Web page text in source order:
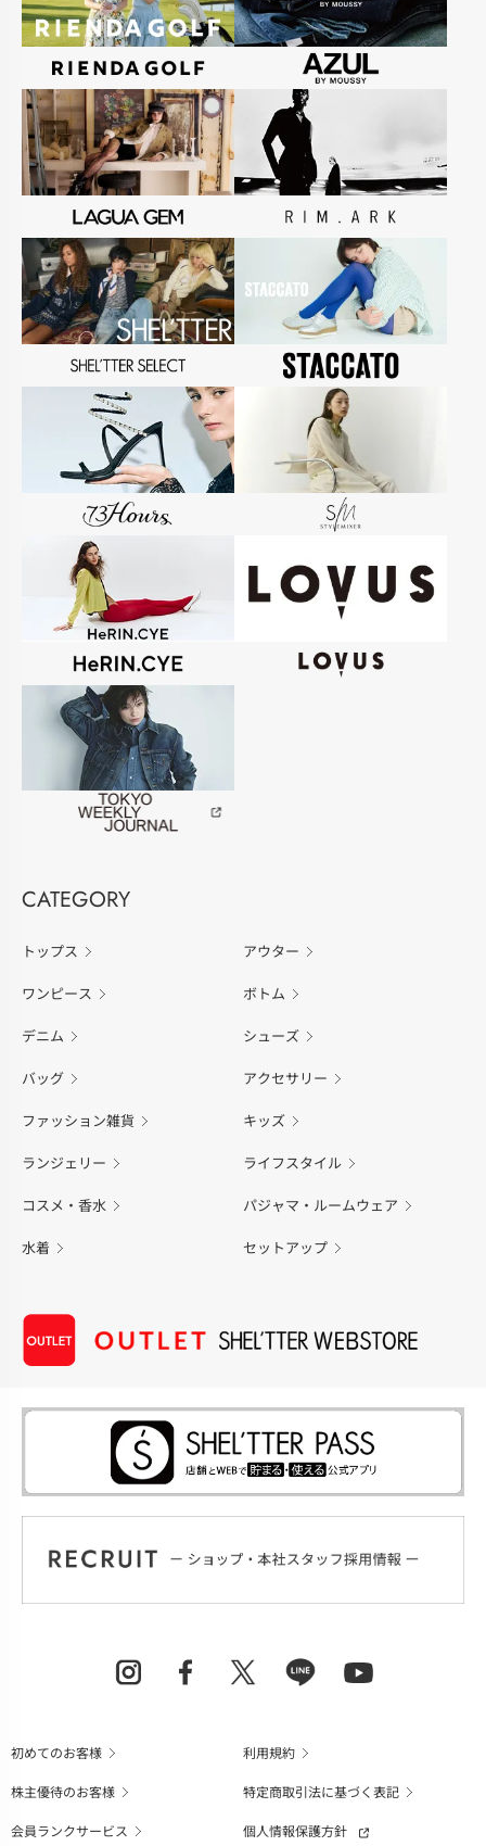
CATEGORY
トップス アウター
ワンピース ボトム
デニム シューズ
バッグ アクセサリー
ファッション雑貨 キッズ
ランジェリー ライフスタイル
コスメ・香水 パジャマ・ルームウェア
水着 セットアップ
初めてのお客様
利用規約
株主優待のお客様
特定商取引法に基づく表記
会員ランクサービス
個人情報保護方針